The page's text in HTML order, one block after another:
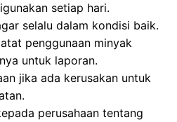
setiap hari.
selalu dalam kondisi baik.
penggunaan minyak
untuk laporan.
jika ada kerusakan untuk
perusahaan tentang